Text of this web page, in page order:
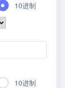
10进制
10进制